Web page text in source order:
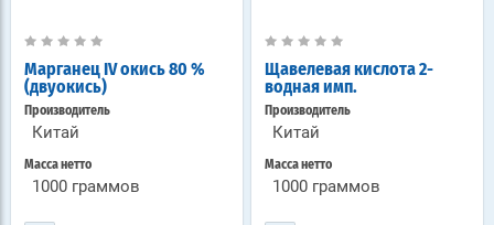
Марганец IV окись 80 %
(двуокись)
Производитель
Китай
Масса нетто
1000 граммов
Щавелевая кислота 2-
водная имп.
Производитель
Китай
Масса нетто
1000 граммов